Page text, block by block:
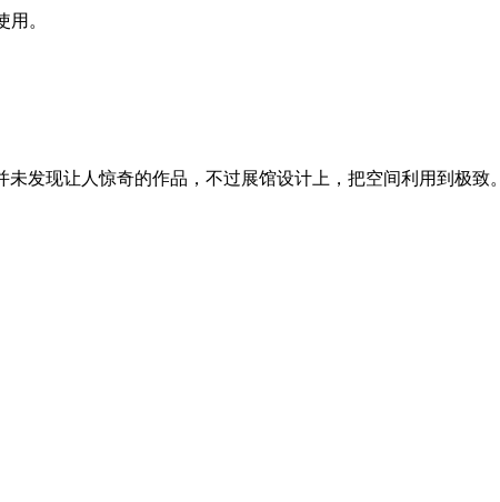
。
发现让人惊奇的作品，不过展馆设计上，把空间利用到极致。